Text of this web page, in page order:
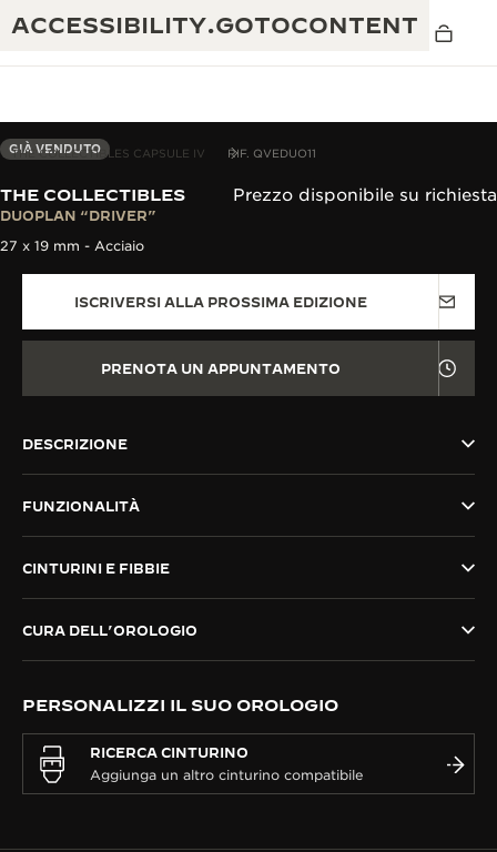
ACCESSIBILITY.GOTOCONTENT
GARANZIA JAEGER-LECOULTRE
THE GOLDEN RATIO MUSICAL SHOW
MOSTRA “THE PERPETUAL
REVERSO STORIES
THE STELLAR ODYSSEY
THE PRECISION PIONEER
ECCELLENZA: OLTRE 190 ANNI DI TRADIZIONE
CREATIVITÀ: OLTRE 430 BREVETTI
MAESTRIA: 108 MESTIERI
THE COLLECTIBLES CAPSULE IV RIF. QVEDUO11
GIÀ VENDUTO
THE COLLECTIBLES
DUOPLAN “DRIVER”
Prezzo disponibile su richiesta
27 x 19 mm - Acciaio
ISCRIVERSI ALLA PROSSIMA EDIZIONE
PRENOTA UN APPUNTAMENTO
DESCRIZIONE
FUNZIONALITÀ
CINTURINI E FIBBIE
CURA DELL’OROLOGIO
PERSONALIZZI IL SUO OROLOGIO
RICERCA CINTURINO